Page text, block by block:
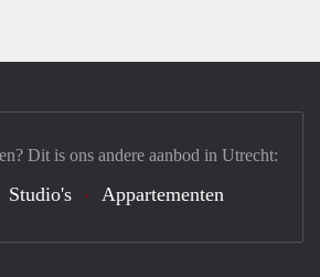
Dit is ons andere aanbod in Utrecht:
Studio's Appartementen